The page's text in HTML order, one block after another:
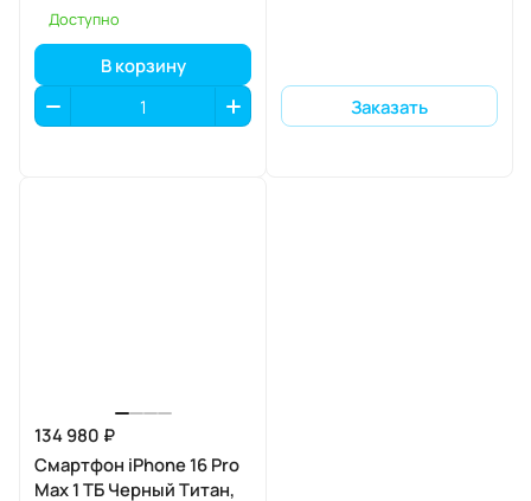
Доступно
В корзину
Заказать
134 980 ₽
Смартфон iPhone 16 Pro
Max 1 ТБ Черный Титан,